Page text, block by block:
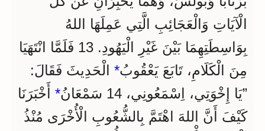
الْآيَاتِ وَالْعَجَائِبِ الَّتِي عَمِلَهَا اللهُ
بِوَاسِطَتِهِمَا بَيْنَ غَيْرِ الْيَهُودِ. 13 فَلَمَّا انْتَهَيَا
مِنَ الْكَلَامِ، تَابَعَ يَعْقُوبُ* الْحَدِيثَ فَقَالَ:
”يَا إِخْوَتِي، اِسْمَعُونِي، 14 سَمْعَانُ
* أَخْبَرَنَا
كَيْفَ أَنَّ اللهَ اهْتَمَّ بِالشُّعُوبِ الْأُخْرَى مُنْذُ